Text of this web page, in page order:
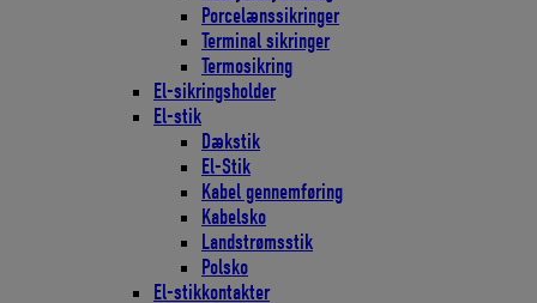
Porcelænssikringer
Terminal sikringer
Termosikring
El-sikringsholder
El-stik
Dækstik
El-Stik
Kabel gennemføring
Kabelsko
Landstrømsstik
Polsko
El-stikkontakter